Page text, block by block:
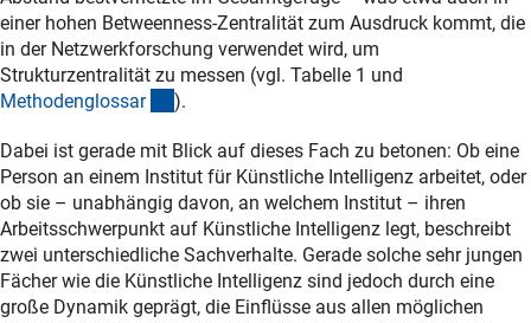
einer hohen Betweenness-Zentralität zum Ausdruck kommt, die
in der Netzwerkforschung verwendet wird, um
Strukturzentralität zu messen (vgl. Tabelle 1 und
Methodenglossar (Anchor Link)
).
Dabei ist gerade mit Blick auf dieses Fach zu betonen: Ob eine
Person an einem Institut für Künstliche Intelligenz arbeitet, oder
ob sie – unabhängig davon, an welchem Institut – ihren
Arbeitsschwerpunkt auf Künstliche Intelligenz legt, beschreibt
zwei unterschiedliche Sachverhalte. Gerade solche sehr jungen
Fächer wie die Künstliche Intelligenz sind jedoch durch eine
große Dynamik geprägt, die Einflüsse aus allen möglichen